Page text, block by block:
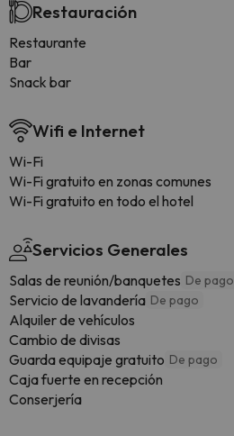
Restauración
Restaurante
Bar
Snack bar
Wifi e Internet
Wi-Fi
Wi-Fi gratuito en zonas comunes
Wi-Fi gratuito en todo el hotel
Servicios Generales
Salas de reunión/banquetes De pago
Servicio de lavandería De pago
Alquiler de vehículos
Cambio de divisas
Guarda equipaje gratuito De pago
Caja fuerte en recepción
Conserjería